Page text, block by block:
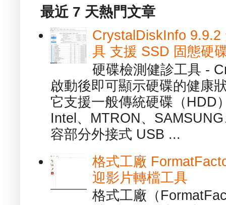
最近 7 天熱門文章
CrystalDiskInfo 9.9.2
具 支援 SSD 固態硬
硬碟檢測健診工具 -
啟動後即可顯示硬碟的健康
它支援一般傳統硬碟（HDD
Intel、MTRON、
容部分外接式 USB ...
格式工廠
迎影片轉檔工具
格式工廠（